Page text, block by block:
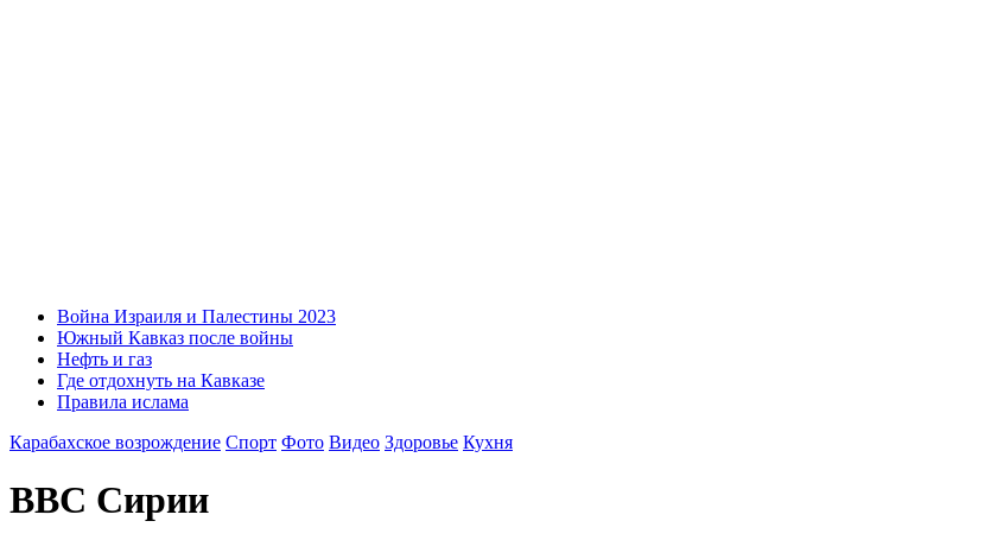
Война Израиля и Палестины 2023
Южный Кавказ после войны
Нефть и газ
Где отдохнуть на Кавказе
Правила ислама
Карабахское возрождение Спорт Фото Видео Здоровье Кухня
ВВС Сирии